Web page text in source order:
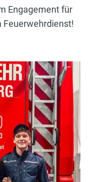
Engagement für
Feuerwehrdienst!